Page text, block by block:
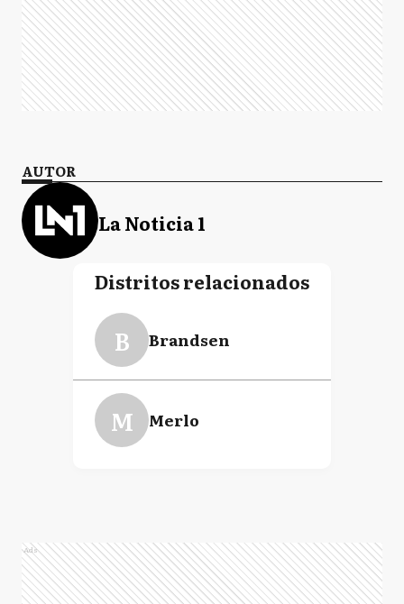
AUTOR
La Noticia 1
Distritos relacionados
B Brandsen
M Merlo
Ads